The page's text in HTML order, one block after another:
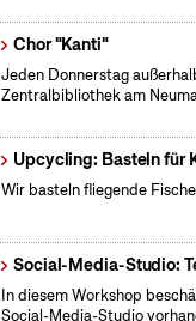
Chor "Kanti"
Jeden Donnerstag
Zentralbibliothek am
Upcycling: Basteln für
Wir basteln fliegende
Social-Media-Studio:
In diesem Workshop
Social-Media-Studio